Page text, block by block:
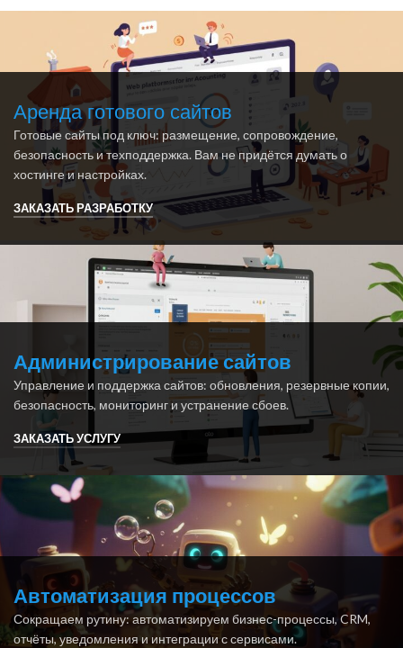
Аренда готового сайтов
Готовые сайты под ключ: размещение, сопровождение,
безопасность и техподдержка. Вам не придётся думать о
хостинге и настройках.
ЗАКАЗАТЬ РАЗРАБОТКУ
Администрирование сайтов
Управление и поддержка сайтов: обновления, резервные копии,
безопасность, мониторинг и устранение сбоев.
ЗАКАЗАТЬ УСЛУГУ
Автоматизация процессов
Сокращаем рутину: автоматизируем бизнес-процессы, CRM,
отчёты, уведомления и интеграции с сервисами.